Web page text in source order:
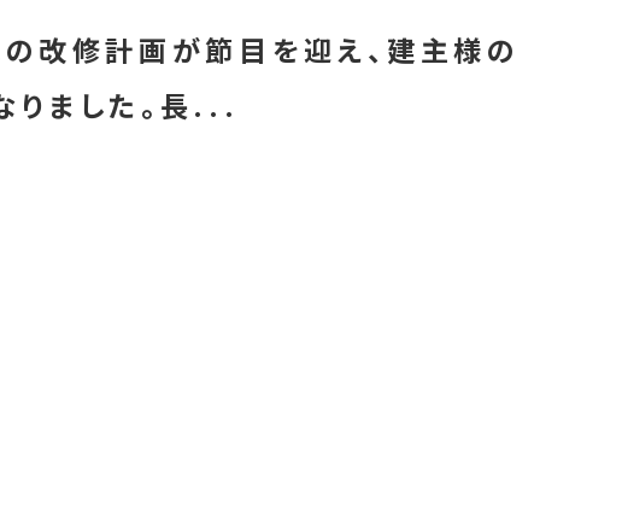
改修計画が節目を迎え、建主様の
りました。長...